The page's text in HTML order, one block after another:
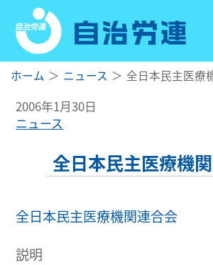
ホーム ニュース 全日本民主医療
2006年1月30日
ニュース
全日本民主医療機
全日本民主医療機関連合会
説明